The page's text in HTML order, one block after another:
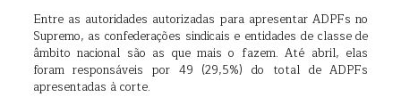
Entre as autoridades autorizadas para apresentar ADPFs no
Supremo, as confederações sindicais e entidades de classe de
âmbito nacional são as que mais o fazem. Até abril, elas
foram responsáveis por 49 (29,5%) do total de ADPFs
apresentadas à corte.